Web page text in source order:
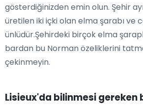
gösterdiğinizden emin olun. Şehir
üretilen iki içki olan elma şarabı ve
ünlüdür.Şehirdeki birçok elma
bardan bu Norman özeliklerini
çekinmeyin.
Lisieux'da bilinmesi gereken